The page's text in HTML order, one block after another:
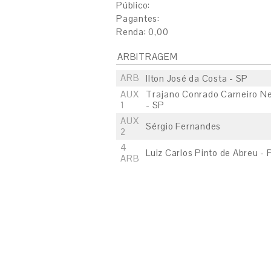
Público:
Pagantes:
Renda: 0,00
ARBITRAGEM
ARB
Ilton José da Costa - SP
AUX
1
Trajano Conrado Carneiro
- SP
AUX
2
Sérgio Fernandes
4
ARB
Luiz Carlos Pinto de Abreu -